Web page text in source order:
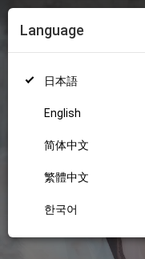
Language
日本語
English
简体中文
繁體中文
한국어